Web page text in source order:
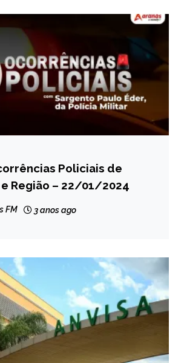
Policiais de
Região – 22/01/2024
FM 3 anos ago